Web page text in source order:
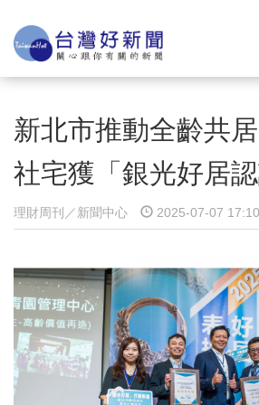
新北市推動全齡共
社宅獲「銀光好居認
理財周刊／新聞中心 2025-07-07 17:10